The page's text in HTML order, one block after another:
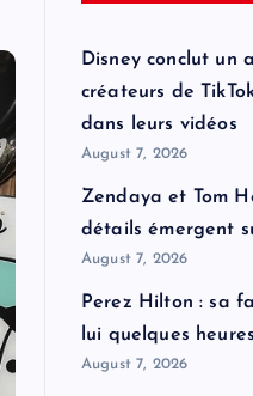
Disney conclut un
créateurs de
dans leurs vidéos
August 7, 2026
Zendaya et Tom
détails émergent
August 7, 2026
Perez Hilton : sa
lui quelques
August 7, 2026